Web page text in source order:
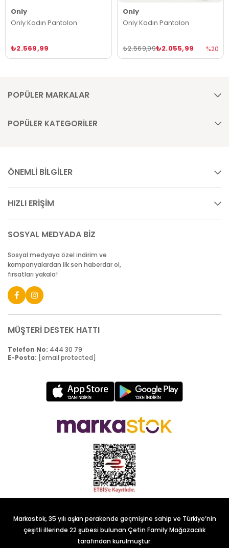
Only
Only Kadın Pantolon
₺2.569,99
Only
Only Kadın Pantolon
₺2.055,99
₺2.569,99 %20
POPÜLER MARKALAR
POPÜLER KATEGORİLER
ÖNEMLİ BİLGİLER
HIZLI ERİŞİM
SOSYAL MEDYADA BİZ
Sosyal medyaya özel indirim ve
kampanyalardan ilk sen haberdar ol,
fırsatları yakala!
MÜŞTERİ DESTEK HATTI
Telefon No: 444 30 79
E-Posta: [email protected]
Markastok, 35 yılı aşkın perakende geçmişine sahip ve Türkiye’nin
çeşitli illerinde 22 şubesi bulunan Çetin Family Mağazacılık
tarafından kurulmuştur.